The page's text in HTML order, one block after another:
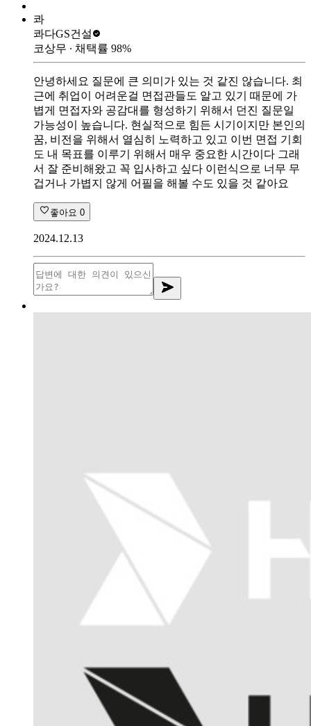
콰
콰다GS건설
코상무 ∙ 채택률 98%
안녕하세요 질문에 큰 의미가 있는 것 같진 않습니다. 최
근에 취업이 어려운걸 면접관들도 알고 있기 때문에 가
볍게 면접자와 공감대를 형성하기 위해서 던진 질문일
가능성이 높습니다. 현실적으로 힘든 시기이지만 본인의
꿈, 비전을 위해서 열심히 노력하고 있고 이번 면접 기회
도 내 목표를 이루기 위해서 매우 중요한 시간이다 그래
서 잘 준비해왔고 꼭 입사하고 싶다 이런식으로 너무 무
겁거나 가볍지 않게 어필을 해볼 수도 있을 것 같아요
좋아요 0
2024.12.13